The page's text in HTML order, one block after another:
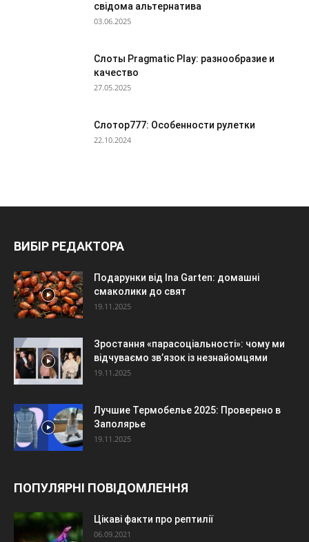
свідома альтернатива
03.06.2025
Слоты Pragmatic Play: разнообразие и
качество
27.05.2025
Слотор777: Особенности рулетки
22.10.2024
ВИБІР РЕДАКТОРА
Подарунки від Ina Garten: домашні
смаколики до свят
19.11.2025
Зростання «парасоціальності»: чому ми
відчуваємо зв’язок із незнайомцями
19.11.2025
Лучшие Термобелье 2025: Проверено в
Заполярье
19.11.2025
ПОПУЛЯРНІ ПОВІДОМЛЕННЯ
Цікаві факти про рептилії
06.09.2021